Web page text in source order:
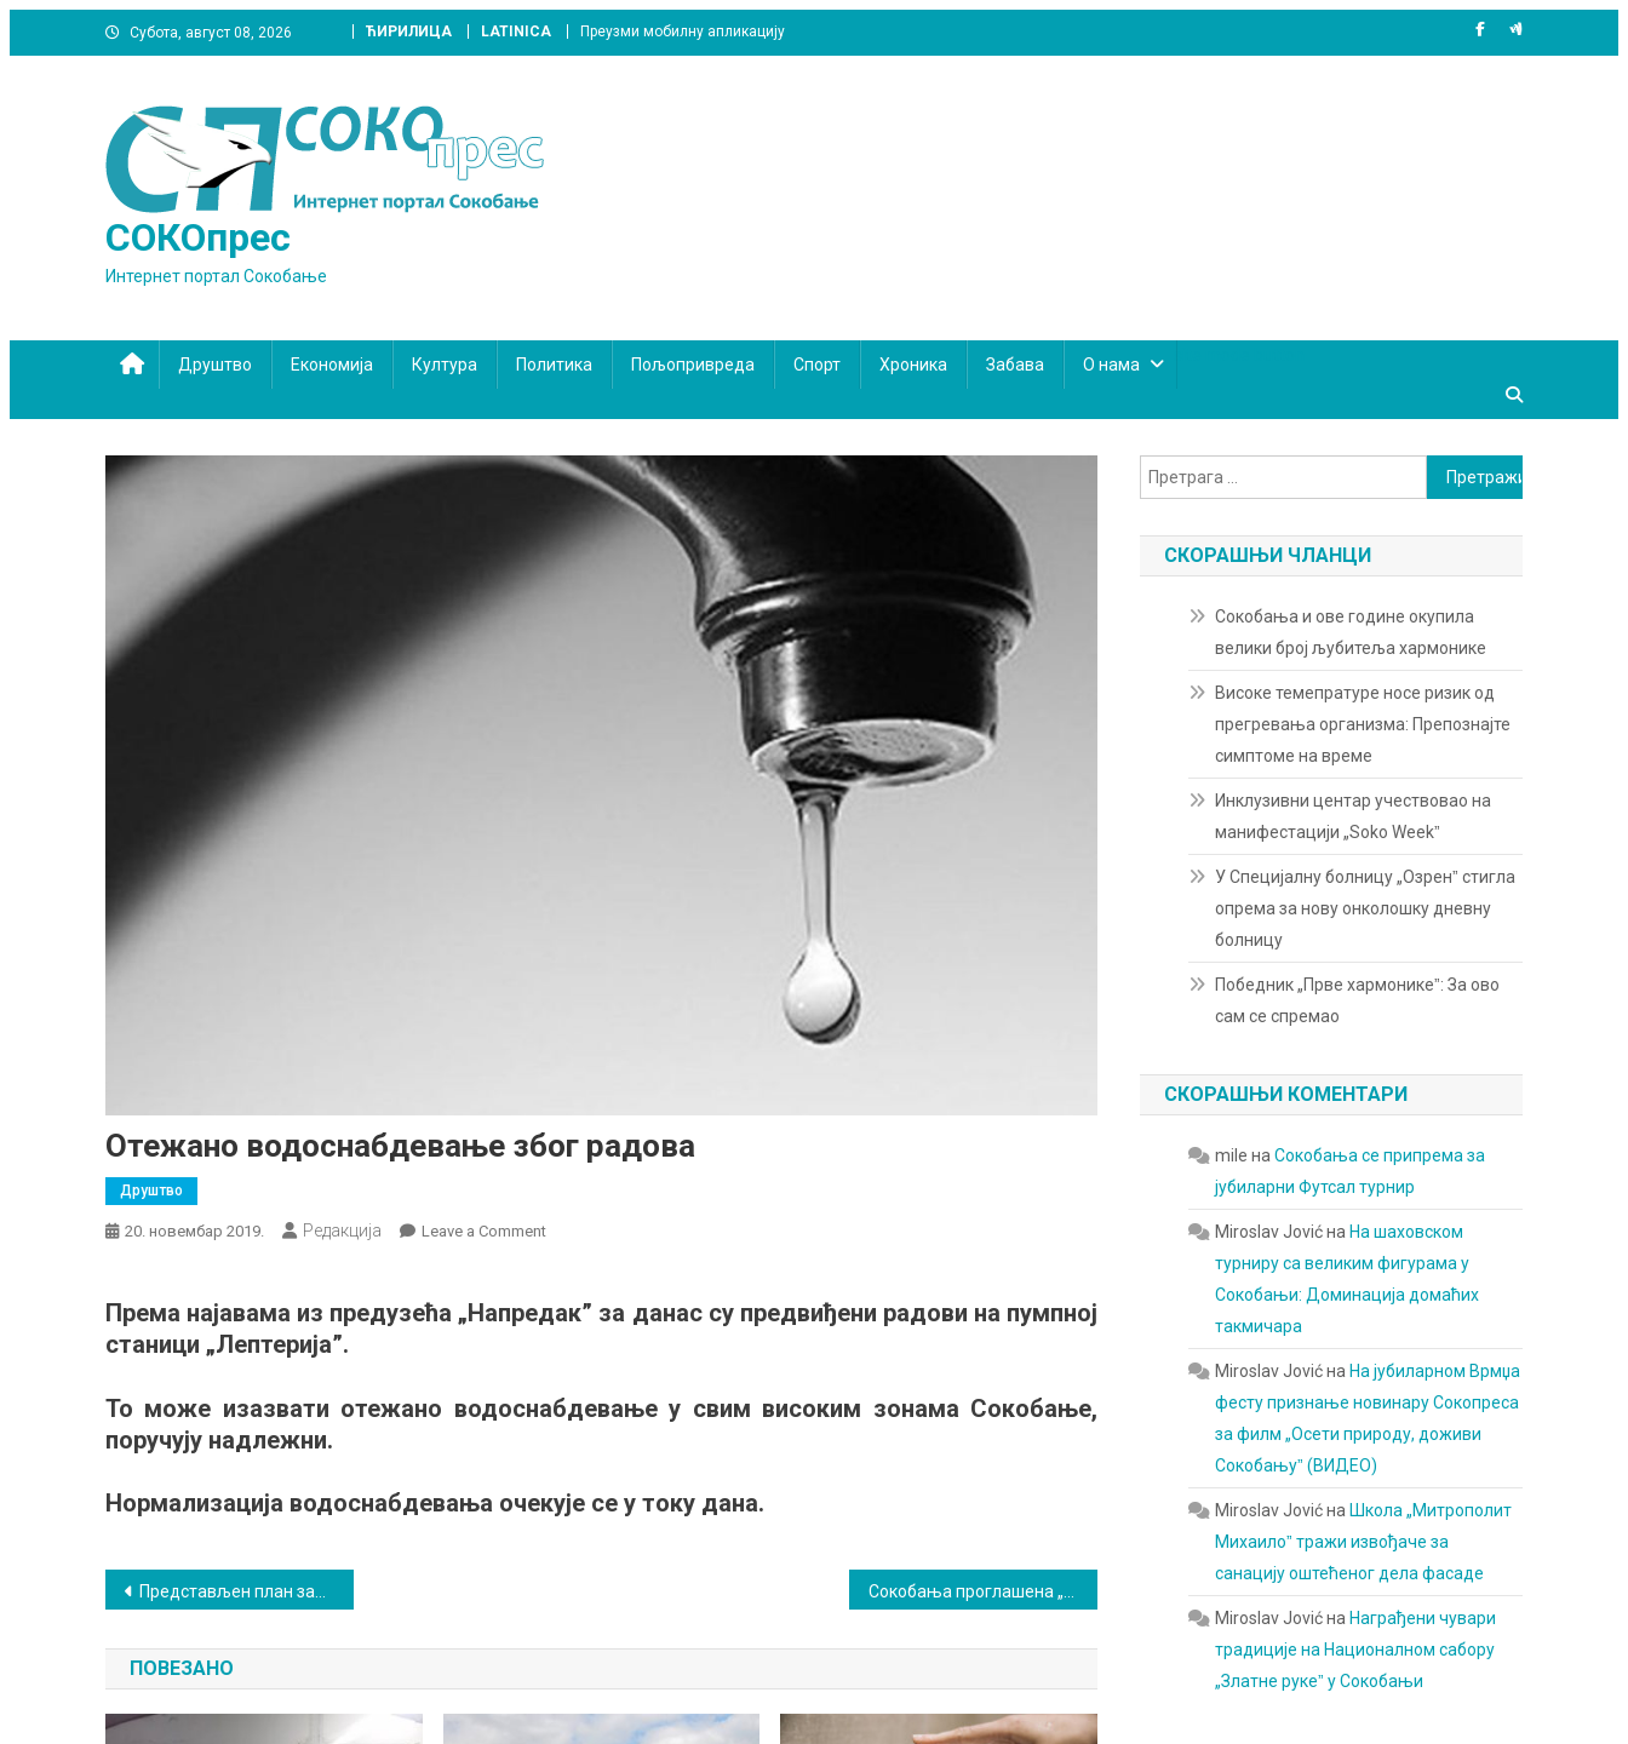
to
Субота, август 08, 2026 ЋИРИЛИЦА LATINICA Преузми мобилну апликацију
СОКОпрес
Интернет портал Сокобање
Друштво Економија Култура Политика Пољопривреда Спорт Хроника Забава О нама
Отежано водоснабдевање због радова
Друштво
20. новембар 2019. Редакција Leave a Commenton
због
Према најавама из предузећа „Напредак” за данас су предвиђени радови на пумпној
станици „Лептерија”.
То може изазвати отежано водоснабдевање у свим високим зонама Сокобање,
поручују надлежни.
Нормализација водоснабдевања очекује се у току дана.
Кретање
чланка
Представљен план заштите резервата природе „Ртањ”
ПОВЕЗАНО
Претрага
за:
СКОРАШЊИ ЧЛАНЦИ
Сокобања и ове године окупила
велики број љубитеља хармонике
Високе темепратуре носе ризик од
прегревања организма: Препознајте
симптоме на време
Инклузивни центар учествовао на
манифестацији „Soko Weekˮ
У Специјалну болницу „Озренˮ стигла
опрема за нову онколошку дневну
болницу
Победник „Прве хармоникеˮ: За ово
сам се спремао
СКОРАШЊИ КОМЕНТАРИ
mile наСокобања се припрема за
јубиларни Футсал турнир
Miroslav Jovićна На шаховском
турниру са великим фигурама у
Сокобањи: Доминација домаћих
такмичара
Miroslav Jovićна На јубиларном Врмџа
фесту признање новинару Сокопреса
за филм „Осети природу, доживи
Сокобањуˮ (ВИДЕО)
Miroslav Jovićна Школа „Митрополит
Михаилоˮ тражи извођаче за
санацију оштећеног дела фасаде
Miroslav Jovićна Награђени чувари
традиције на Националном сабору
„Златне рукеˮ у Сокобањи